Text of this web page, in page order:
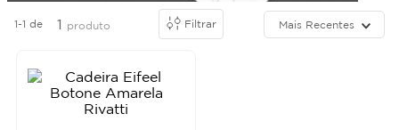
1-1 de 1 produto Filtrar Mais Recentes